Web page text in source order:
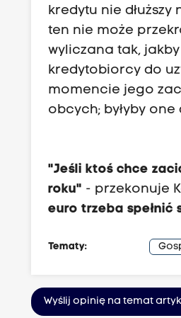
kredytu nie dłuższy
ten nie może
wyliczana tak,
kredytobiorcy do
momencie jego
obcych; byłyby
"Jeśli ktoś chce
roku" - przekonuje
euro trzeba spełnić
Tematy:
Wyślij opinię na temat